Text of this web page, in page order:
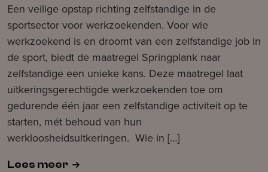
Een veilige opstap richting zelfstandige in de
sportsector voor werkzoekenden. Voor wie
werkzoekend is en droomt van een zelfstandige job in
de sport, biedt de maatregel Springplank naar
zelfstandige een unieke kans. Deze maatregel laat
uitkeringsgerechtigde werkzoekenden toe om
gedurende één jaar een zelfstandige activiteit op te
starten, mét behoud van hun
werkloosheidsuitkeringen. Wie in […]
Lees meer